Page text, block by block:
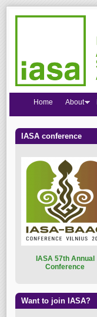
Home About
IASA conference
ASA 57th Annual
Conference
Want to join IASA?